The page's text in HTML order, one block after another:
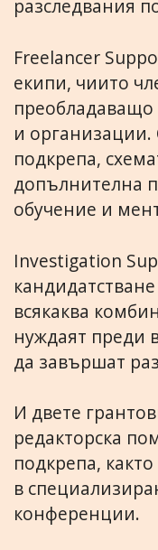
разследвания
Freelancer
екипи, чиито
и
подкрепа,
допълнителна
обучение и
Investigation
всякаква
нуждаят преди
да завършат
И двете
редакторска
подкрепа,
в
конференции.